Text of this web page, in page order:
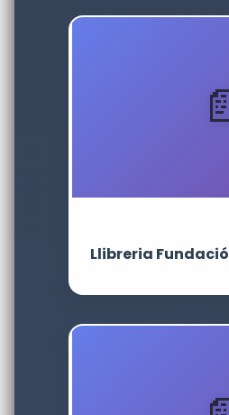
Llibreria Fundació